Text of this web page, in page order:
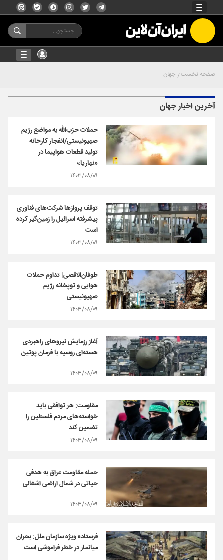
صفحه نخست جهان
آخرین اخبار جهان
حملات حزب‌الله به مواضع رژیم
صهیونیستی/انفجار کارخانه
تولید قطعات هواپیما در
«نهاریا»
۱۴۰۳/۰۸/۰۹
توقف پروازها شرکت‌های فناوری
پیشرفته اسرائیل را زمین‌گیر کرده
است
۱۴۰۳/۰۸/۰۹
طوفان‌الاقصی| تداوم حملات
هوایی و توپخانه رژیم
صهیونیستی
۱۴۰۳/۰۸/۰۹
آغاز رزمایش نیروهای راهبردی
هسته‌ای روسیه با فرمان پوتین
۱۴۰۳/۰۸/۰۹
مقاومت: هر توافقی باید
خواسته‌های مردم فلسطین را
تضمین کند
۱۴۰۳/۰۸/۰۹
حمله مقاومت عراق به هدفی
حیاتی در شمال اراضی اشغالی
۱۴۰۳/۰۸/۰۹
فرستاده ویژه سازمان ملل: بحران
میانمار در خطر فراموشی است